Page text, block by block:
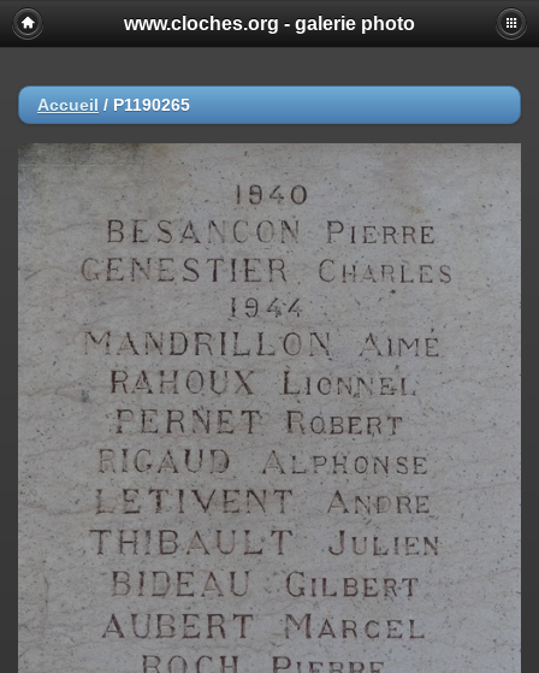
www.cloches.org - galerie photo
Accueil / P1190265